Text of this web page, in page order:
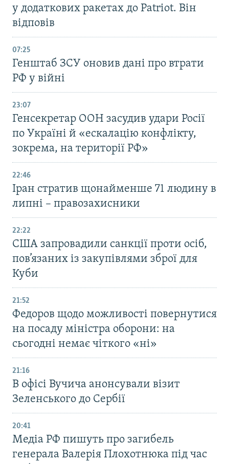
у додаткових ракетах до Patriot. Він
відповів
07:25
Генштаб ЗСУ оновив дані про втрати
РФ у війні
23:07
Генсекретар ООН засудив удари Росії
по Україні й «ескалацію конфлікту,
зокрема, на території РФ»
22:46
Іран стратив щонайменше 71 людину в
липні – правозахисники
22:22
США запровадили санкції проти осіб,
пов’язаних із закупівлями зброї для
Куби
21:52
Федоров щодо можливості повернутися
на посаду міністра оборони: на
сьогодні немає чіткого «ні»
21:16
В офісі Вучича анонсували візит
Зеленського до Сербії
20:41
Медіа РФ пишуть про загибель
генерала Валерія Плохотнюка під час